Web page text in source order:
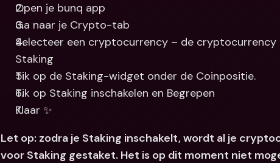
Open je bunq app
Ga naar je Crypto-tab
Selecteer een cryptocurrency – de cryptocurrency
Staking
Tik op de Staking-widget onder de Coinpositie.
Tik op Staking inschakelen en Begrepen
Klaar ✨
Let op: zodra je Staking inschakelt, wordt al je
voor Staking gestaket. Het is op dit moment niet